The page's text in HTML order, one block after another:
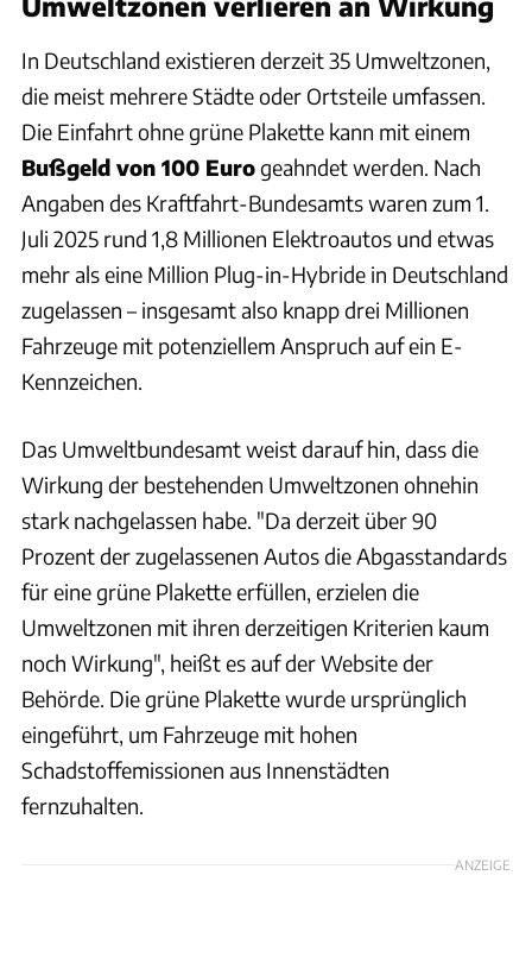
In Deutschland existieren derzeit 35 Umweltzonen,
die meist mehrere Städte oder Ortsteile umfassen.
Die Einfahrt ohne grüne Plakette kann mit einem
Bußgeld von 100 Eurogeahndet werden. Nach
Angaben des Kraftfahrt-Bundesamts waren zum 1.
Juli 2025 rund 1,8 Millionen Elektroautos und etwas
mehr als eine Million Plug-in-Hybride in Deutschland
zugelassen – insgesamt also knapp drei Millionen
Fahrzeuge mit potenziellem Anspruch auf ein E-
Kennzeichen.
Das Umweltbundesamt weist darauf hin, dass die
Wirkung der bestehenden Umweltzonen ohnehin
stark nachgelassen habe. "Da derzeit über 90
Prozent der zugelassenen Autos die Abgasstandards
für eine grüne Plakette erfüllen, erzielen die
Umweltzonen mit ihren derzeitigen Kriterien kaum
noch Wirkung", heißt es auf der Website der
Behörde. Die grüne Plakette wurde ursprünglich
eingeführt, um Fahrzeuge mit hohen
Schadstoffemissionen aus Innenstädten
fernzuhalten.
ANZEIGE